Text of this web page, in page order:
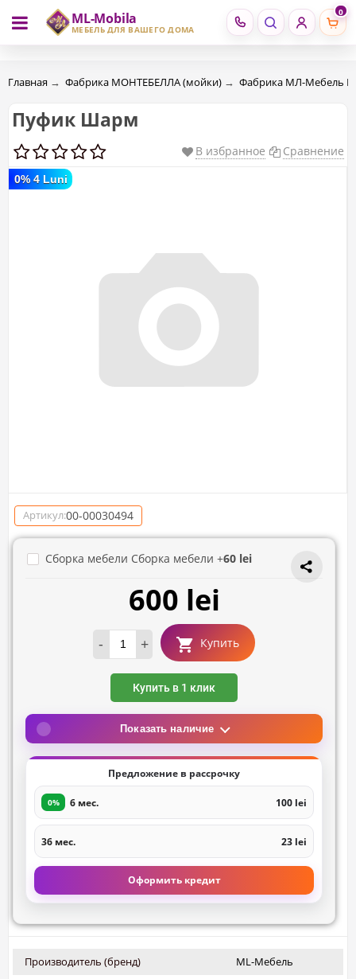
ML-Mobila
МЕБЕЛЬ ДЛЯ ВАШЕГО ДОМА
0
RU RO
Главная → Фабрика МОНТЕБЕЛЛА (мойки) → Фабрика МЛ-Мебель
Пуфик Шарм
В избранное Сравнение
0% 4 Luni
Артикул:00-00030494
Сборка мебели Сборка мебели +60 lei
600 lei
- + Купить
Купить в 1 клик
Показать наличие
Предложение в рассрочку
0% 6 мес. 100 lei
36 мес. 23 lei
Оформить кредит
Производитель (бренд) ML-Мебель